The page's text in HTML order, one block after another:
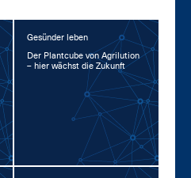
Gesünder leben
Der Plant­cu­be von Agri­lu­ti­on
– hier wächst die Zu­kunft